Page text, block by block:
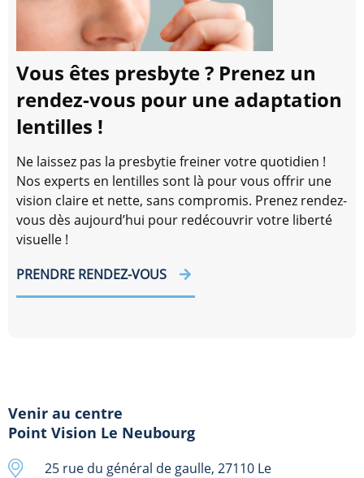
Vous êtes presbyte ? Prenez un
rendez-vous pour une adaptation
lentilles !
Ne laissez pas la presbytie freiner votre quotidien !
Nos experts en lentilles sont là pour vous offrir une
vision claire et nette, sans compromis. Prenez rendez-
vous dès aujourd’hui pour redécouvrir votre liberté
visuelle !
PRENDRE RENDEZ-VOUS
Venir au centre
Point Vision Le Neubourg
25 rue du général de gaulle, 27110 Le